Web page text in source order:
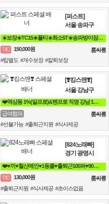
[퍼스트]
서울 송파구
☀️보장☀️TC15☀️풀티☀️최소5T☀️송파방이잠실석촌☀️강남역삼☀️선릉
T/C
150,000원
룸싸롱
#팁별도 #개수보장 #칼퇴보장
[❣️킹스맨❣️]
서울 강남구
❤️역삼동 1%(일프로)&텐프로 직영 강남 1등❤️ 강남 룸알바
급여협의
룸싸롱
#선불가능 #출퇴근지원 #식사제공
[824노래빠]
경기 광명시
❤️♥끼♥철산메인♥1등콜♥출퇴근100퍼♥90분 13만♥때초X♥❤️
T/C
130,000원
룸싸롱
#출퇴근지원 #식사제공 #초이스없음